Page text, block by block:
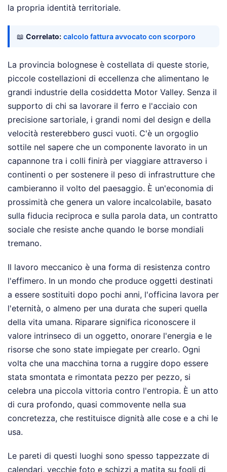
la propria identità territoriale.
📖 Correlato: calcolo fattura avvocato con scorporo
La provincia bolognese è costellata di queste storie,
piccole costellazioni di eccellenza che alimentano le
grandi industrie della cosiddetta Motor Valley. Senza il
supporto di chi sa lavorare il ferro e l'acciaio con
precisione sartoriale, i grandi nomi del design e della
velocità resterebbero gusci vuoti. C'è un orgoglio
sottile nel sapere che un componente lavorato in un
capannone tra i colli finirà per viaggiare attraverso i
continenti o per sostenere il peso di infrastrutture che
cambieranno il volto del paesaggio. È un'economia di
prossimità che genera un valore incalcolabile, basato
sulla fiducia reciproca e sulla parola data, un contratto
sociale che resiste anche quando le borse mondiali
tremano.
Il lavoro meccanico è una forma di resistenza contro
l'effimero. In un mondo che produce oggetti destinati
a essere sostituiti dopo pochi anni, l'officina lavora per
l'eternità, o almeno per una durata che superi quella
della vita umana. Riparare significa riconoscere il
valore intrinseco di un oggetto, onorare l'energia e le
risorse che sono state impiegate per crearlo. Ogni
volta che una macchina torna a ruggire dopo essere
stata smontata e rimontata pezzo per pezzo, si
celebra una piccola vittoria contro l'entropia. È un atto
di cura profondo, quasi commovente nella sua
concretezza, che restituisce dignità alle cose e a chi le
usa.
Le pareti di questi luoghi sono spesso tappezzate di
calendari, vecchie foto e schizzi a matita su fogli di